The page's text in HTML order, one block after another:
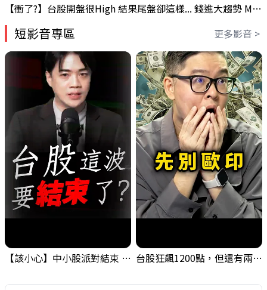
【衝了?】台股開盤很High 結果尾盤卻這樣... 錢進大趨勢 Mr.智霖 陳 2026/08/05
短影音專區 更多影音 >
【該小心】中小股派對結束 ? 關鍵訊號都指向... 台股狂飆1200點，但還有兩關沒過｜Mr.Jimmy高志銘 #台股 #期貨 #加權指數